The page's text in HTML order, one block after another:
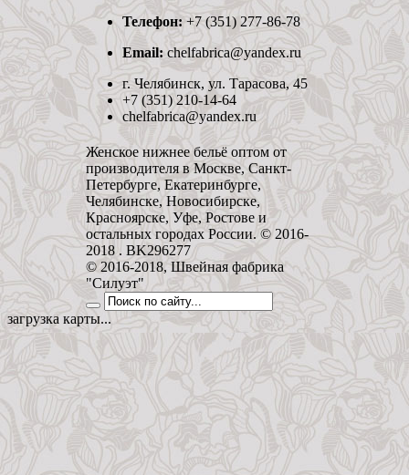
Телефон: +7 (351) 277-86-78
Email: chelfabrica@yandex.ru
г. Челябинск, ул. Тарасова, 45
+7 (351) 210-14-64
chelfabrica@yandex.ru
Женское нижнее бельё оптом от
производителя в Москве, Санкт-
Петербурге, Екатеринбурге,
Челябинске, Новосибирске,
Красноярске, Уфе, Ростове и
остальных городах России. © 2016-
2018 . BK296277
© 2016-2018, Швейная фабрика
"Силуэт"
загрузка карты...